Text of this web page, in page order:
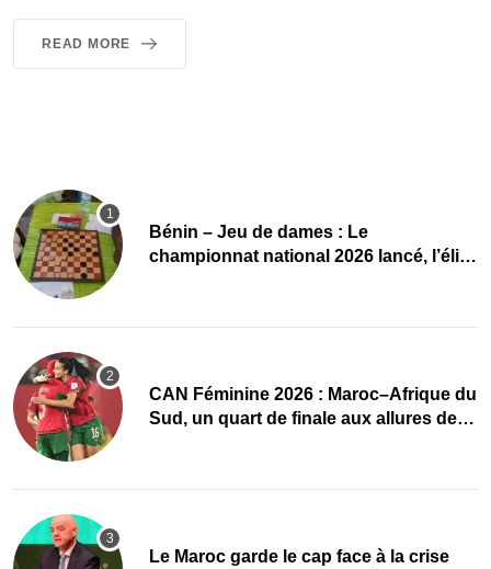
READ MORE
Bénin – Jeu de dames : Le
championnat national 2026 lancé, l’élite
CAN Féminine 2026 : Maroc–Afrique du
Sud, un quart de finale aux allures de
Le Maroc garde le cap face à la crise